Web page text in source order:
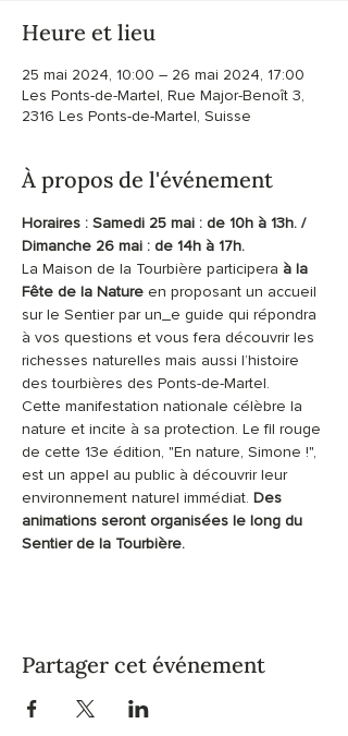
Heure et lieu
25 mai 2024, 10:00 – 26 mai 2024, 17:00
Les Ponts-de-Martel, Rue Major-Benoît 3,
2316 Les Ponts-de-Martel, Suisse
À propos de l'événement
Horaires : Samedi 25 mai : de 10h à 13h. /
Dimanche 26 mai : de 14h à 17h.
La Maison de la Tourbière participera à la
Fête de la Nature en proposant un accueil
sur le Sentier par un_e guide qui répondra
à vos questions et vous fera découvrir les
richesses naturelles mais aussi l’histoire
des tourbières des Ponts-de-Martel.
Cette manifestation nationale célèbre la
nature et incite à sa protection. Le fil rouge
de cette 13e édition, "En nature, Simone !",
est un appel au public à découvrir leur
environnement naturel immédiat. Des
animations seront organisées le long du
Sentier de la Tourbière.
Partager cet événement